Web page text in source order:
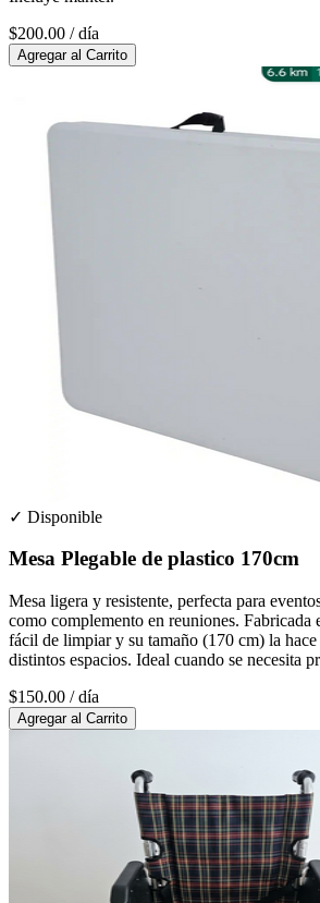
$200.00 / día
Agregar al Carrito
✓ Disponible
Mesa Plegable de plastico 170cm
Mesa ligera y resistente, perfecta para
como complemento en reuniones. Fabricada
fácil de limpiar y su tamaño (170 cm) la hace
distintos espacios. Ideal cuando se necesita
$150.00 / día
Agregar al Carrito